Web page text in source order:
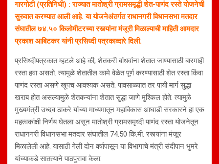
गारगोटी (प्रतिनिधी) : राज्यात मातोश्री ग्रामसमृद्धी शेत-पाणंद रस्ते योजनेची
सुरुवात करण्यात आली आहे. या योजनेअंतर्गत राधानगरी विधानसभा मतदार
संघातील ७४.५० किलोमीटरच्या रस्त्यांना मंजूरी मिळाल्याची माहिती आमदार
प्रकाश आबिटकर यांनी प्रसिध्दी पत्रकाव्दारे दिली.
प्रसिध्दीपत्रकात म्हटले आहे की, शेतकरी बांधवांना शेतात जाण्यासाठी बारमाही
रस्ता हवा असतो. त्यामुळे शेतातील कामे वेळेत पूर्ण करण्यासाठी शेत रस्ता किंवा
पाणंद रस्ता असणे खूपच आवश्यक असते. पावसाळ्यात तर पायी मार्ग सुद्धा
खराब होत असल्यामुळे शेतकऱ्यांना शेतात सुद्धा जाणे मुश्किल होते. त्यामुळे
मुख्यमंत्री उध्दव ठाकरे यांच्या माध्यमातून महाविकास आघाडी सरकारने हा एक
महत्वकांक्षी निर्णय घेतला असून मातोश्री ग्रामसमृध्दी पाणंद रस्ता योजनेतून
राधानगरी विधानसभा मतदार संघातील 74.50 कि.मी. रस्त्यांना मंजूर
मिळालेली आहे. यासाठी गेली दोन वर्षापासून या विभागाचे मंत्री संदीपान भुमरे
यांच्याकडे सातत्याने पाठपुरावा केला.